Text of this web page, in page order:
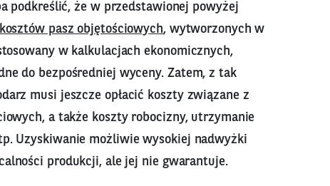
podkreślić, że w przedstawionej powyżej
pasz objętościowych, wytworzonych w
w kalkulacjach ekonomicznych,
do bezpośredniej wyceny. Zatem, z tak
musi jeszcze opłacić koszty związane z
a także koszty robocizny, utrzymanie
Uzyskiwanie możliwie wysokiej nadwyżki
produkcji, ale jej nie gwarantuje.